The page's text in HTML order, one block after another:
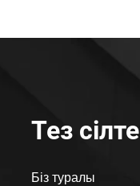
Тез
Біз туралы